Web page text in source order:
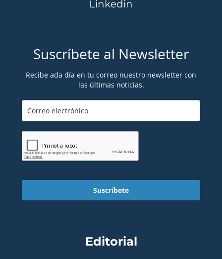
Linkedin
Suscríbete al Newsletter
Recibe ada día en tu correo nuestro newsletter con
las últimas noticias.
Suscríbete
Editorial